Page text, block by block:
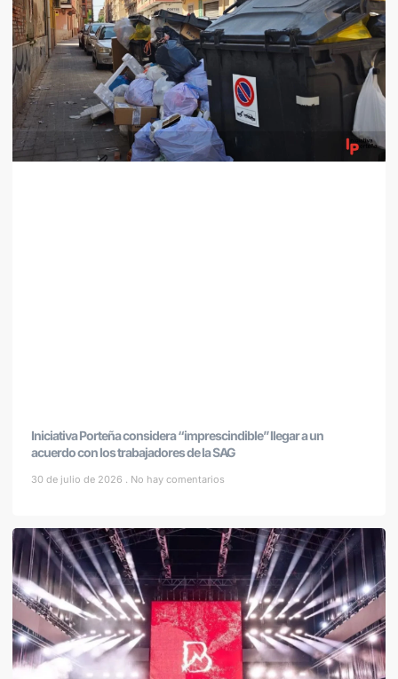
Iniciativa Porteña considera “imprescindible” llegar a un
acuerdo con los trabajadores de la SAG
30 de julio de 2026 No hay comentarios